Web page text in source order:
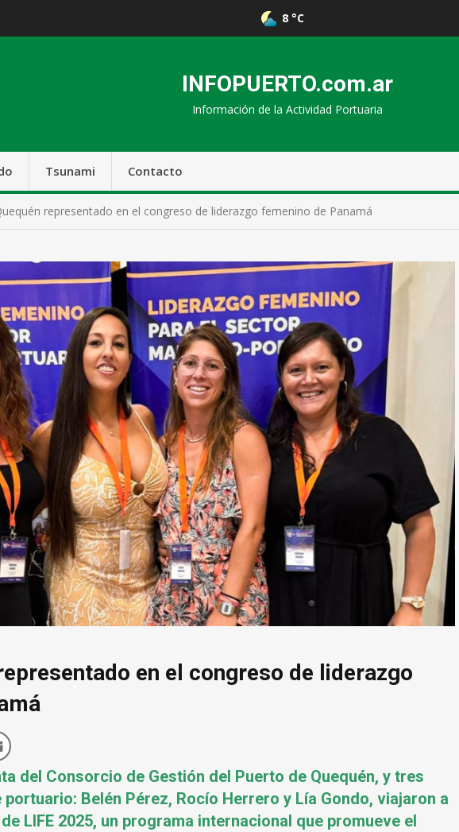
8 °C
INFOPUERTO.com.ar
Información de la Actividad Portuaria
Tsunami Contacto
representado en el congreso de liderazgo femenino de Panamá
en el congreso de liderazgo
del Consorcio de Gestión del Puerto de Quequén, y tres
Belén Pérez, Rocío Herrero y Lía Gondo, viajaron a
LIFE 2025, un programa internacional que promueve el